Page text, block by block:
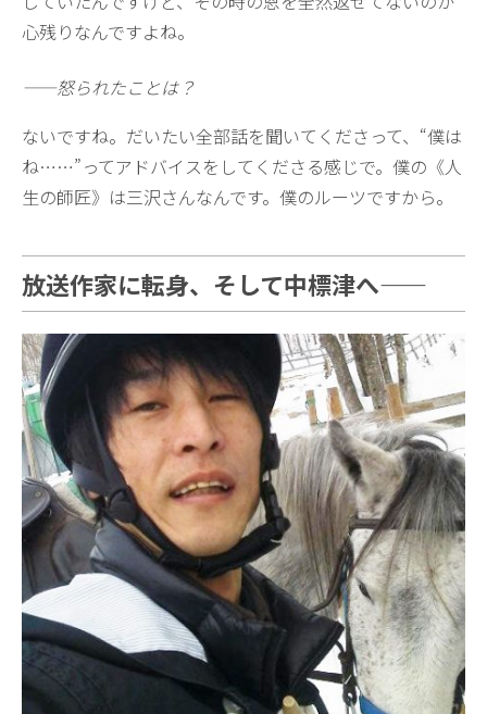
心残りなんですよね。
——怒られたことは？
ないですね。だいたい全部話を聞いてくださって、“僕は
ね……”ってアドバイスをしてくださる感じで。僕の《人
生の師匠》は三沢さんなんです。僕のルーツですから。
放送作家に転身、そして中標津へ——